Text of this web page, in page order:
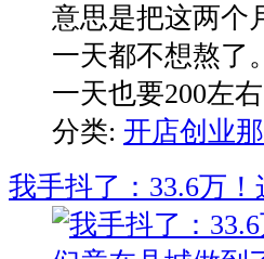
意思是把这两个
一天都不想熬了
一天也要200左
分类: 开店创业
我手抖了：33.6万